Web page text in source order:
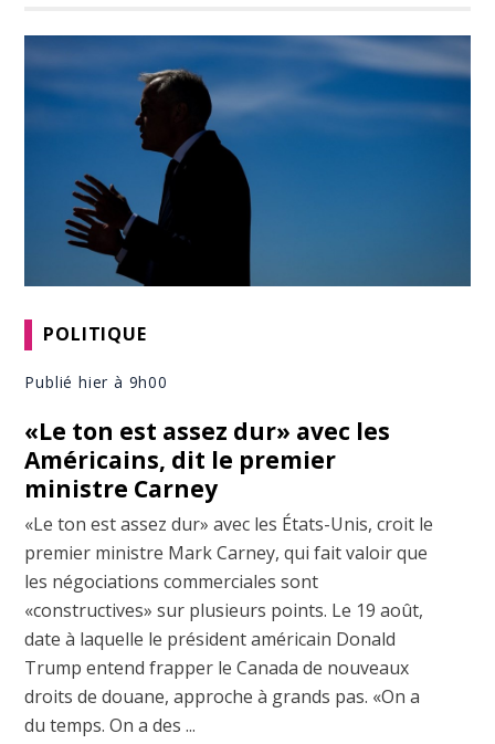
POLITIQUE
Publié hier à 9h00
«Le ton est assez dur» avec les
Américains, dit le premier
ministre Carney
«Le ton est assez dur» avec les États-Unis, croit le
premier ministre Mark Carney, qui fait valoir que
les négociations commerciales sont
«constructives» sur plusieurs points. Le 19 août,
date à laquelle le président américain Donald
Trump entend frapper le Canada de nouveaux
droits de douane, approche à grands pas. «On a
du temps. On a des ...